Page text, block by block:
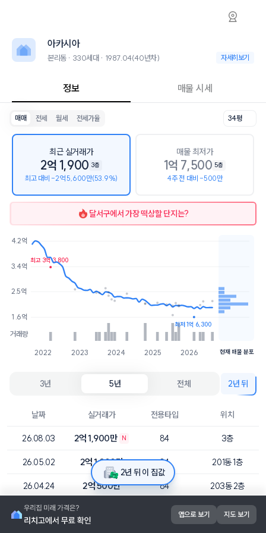
본리동 아카시아 아파트 시세·실거래가·2년뒤
아카시아는 본리동에 위치한 330세대 아파트로, 1987.04 입주한 40년
2026년 8월 9일 기준 24평형의 매매 시세는 1.4억, 전세는 8.4천입니
인근 학군으로는 대구남송초등학교, 성당중학교, 송현여자고등학교가
최고 5층의 단지입니다.
아카시아
본리동 · 330세대 · 1987.04(40년차) 본리동 · 330세
자세히보기
정보 매물 시세
매매 전세 월세 전세가율 34평
최근 실거래가
2억 1,900 3층
최고 대비 -2억 5,600만(53.9%)
매물 최저가
1억 7,500 5층
4주 전 대비 -500만
달서구에서 가장 떡상할 단지는?
2022 2023 2024 2025 2026
거래량
1.6억
2.5억
3.4억
4.2억
최고 3억 3,800
최저 1억 6,300
1.7억
1개
현재 매물 분포
3년 5년 전체 2년 뒤
날짜 실거래가 전용타입 위치
26.08.03 2억 1,900만 N 84 3층
26.05.02 2억 1,800만 84 201동 1층
26.04.24 2억 500만 84 203동 2층
26.02.19 205동 5층
2년 뒤 이 집값
앱으로 보기 지도 보기